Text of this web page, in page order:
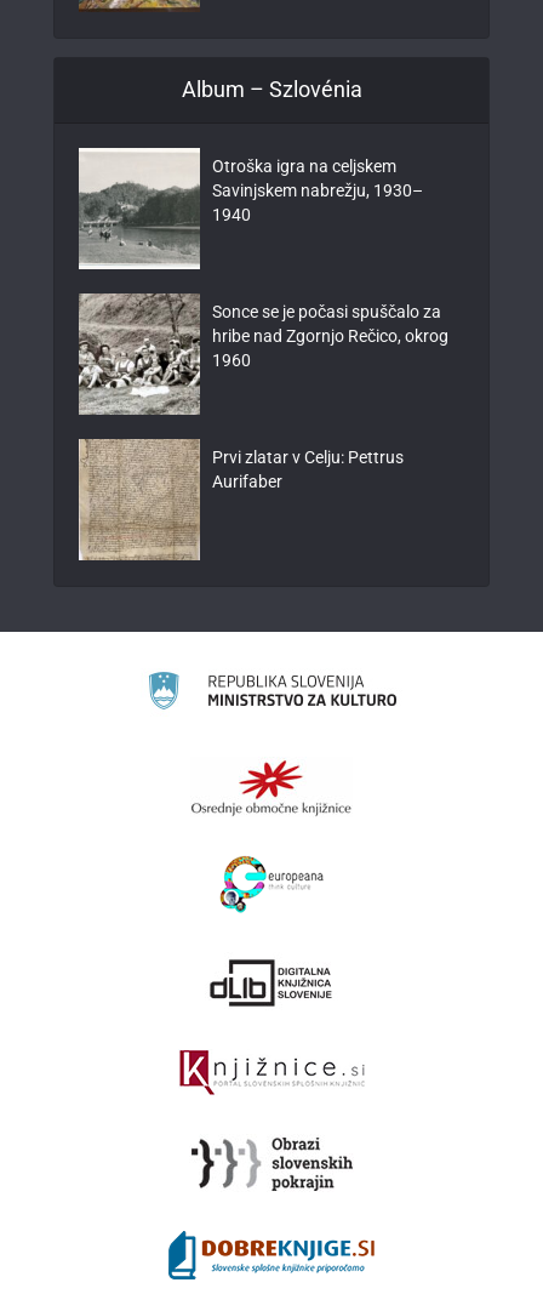
Album – Szlovénia
Otroška igra na celjskem
Savinjskem nabrežju, 1930–
1940
Sonce se je počasi spuščalo za
hribe nad Zgornjo Rečico, okrog
1960
Prvi zlatar v Celju: Pettrus
Aurifaber